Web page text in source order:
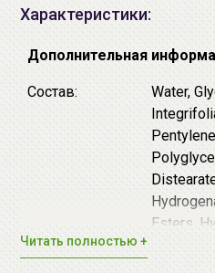
функций кожи, возвращения
изменениями кожи.
из 10 типов гиалуроновой
молекулярного веса
среднемолекулярного и
действие которых
увлажняющий уход за
Все средства серииSUPER
Hyalronдерматологически
Характеристики:
Дополнительная
Состав:
Water,
Esters,
Читать полностью +